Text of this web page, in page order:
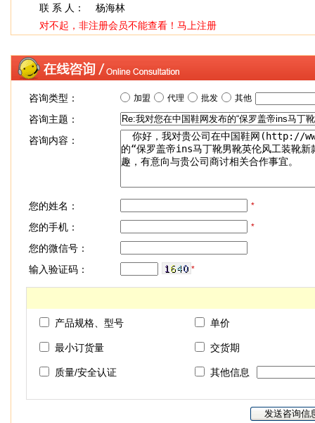
联 系 人：
杨海林
对不起，非注册会员不能查看！ 马上注册
咨询类型： 加盟 代理 批发 其他
咨询主题：
咨询内容：
您的姓名： *
您的手机： *
您的微信号：
输入验证码：
*
产品规格、型号 单价
最小订货量 交货期
质量/安全认证 其他信息